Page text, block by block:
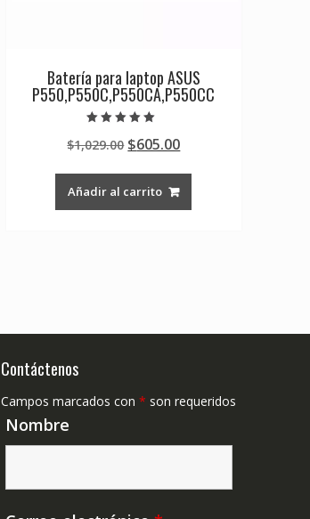
Batería para laptop ASUS
P550,P550C,P550CA,P550CC
5.00
de 5
$1,029.00 Original
was:
$1,029.00.
$605.00Current
Añadir al carrito
Contáctenos
Campos marcados con * son requeridos
Nombre